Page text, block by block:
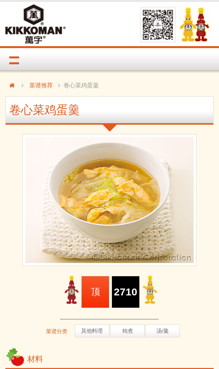
菜谱推荐 卷心菜鸡蛋羹
卷心菜鸡蛋羹
2710
顶
菜谱分类 其他料理 炖煮 汤/羹
材料